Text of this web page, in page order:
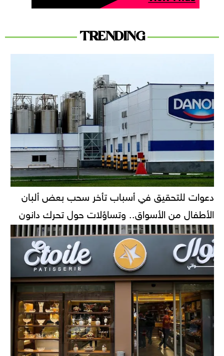
TRENDING
دعوات للتحقيق في أسباب تأخر سحب بعض ألبان
الأطفال من الأسواق.. وتساؤلات حول تحرك دانون